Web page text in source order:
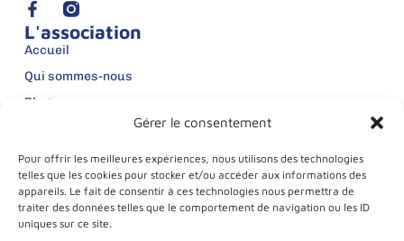
Gérer le consentement
Pour offrir les meilleures expériences, nous utilisons des technologies
telles que les cookies pour stocker et/ou accéder aux informations des
appareils. Le fait de consentir à ces technologies nous permettra de
traiter des données telles que le comportement de navigation ou les ID
uniques sur ce site.
L'association
Accueil
Qui sommes-nous
Blog
Faire un don
Nos actions
Toutes les actions
Inclusion & accessibilité